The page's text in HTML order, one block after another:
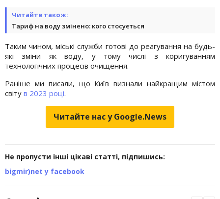
Читайте також:
Тариф на воду змінено: кого стосується
Таким чином, міські служби готові до реагування на будь-
які зміни як воду, у тому числі з коригуванням
технологічних процесів очищення.
Раніше ми писали, що Київ визнали найкращим містом
світу в 2023 році.
Читайте нас у Google.News
Не пропусти інші цікаві статті, підпишись:
bigmir)net у facebook